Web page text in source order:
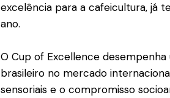
excelência para a cafeicultura, já
ano.
O Cup of Excellence
brasileiro no mercado
sensoriais e o compromisso